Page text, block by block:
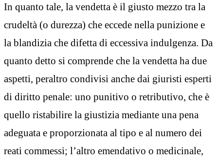
In quanto tale, la vendetta è il giusto mezzo tra la
crudeltà (o durezza) che eccede nella punizione e
la blandizia che difetta di eccessiva indulgenza. Da
quanto detto si comprende che la vendetta ha due
aspetti, peraltro condivisi anche dai giuristi esperti
di diritto penale: uno punitivo o retributivo, che è
quello ristabilire la giustizia mediante una pena
adeguata e proporzionata al tipo e al numero dei
reati commessi; l’altro emendativo o medicinale,